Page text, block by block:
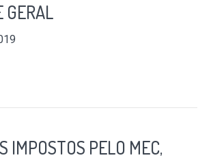
GERAL
IMPOSTOS PELO MEC,